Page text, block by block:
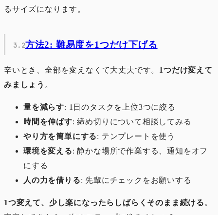
るサイズになります。
方法2: 難易度を1つだけ下げる
辛いとき、全部を変えなくて大丈夫です。 1つだけ変えて
みましょう 。
量を減らす: 1日のタスクを上位3つに絞る
時間を伸ばす: 締め切りについて相談してみる
やり方を簡単にする: テンプレートを使う
環境を変える: 静かな場所で作業する、通知をオフ
にする
人の力を借りる: 先輩にチェックをお願いする
1つ変えて、少し楽になったらしばらくそのまま続ける 。